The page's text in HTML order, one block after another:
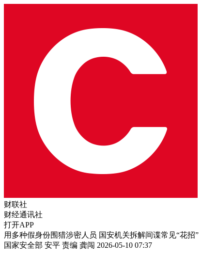
财联社
财经通讯社
打开APP
用多种假身份围猎涉密人员 国安机关拆解间谍常见“花招”
国家安全部 安平 责编 龚闯 2026-05-10 07:37